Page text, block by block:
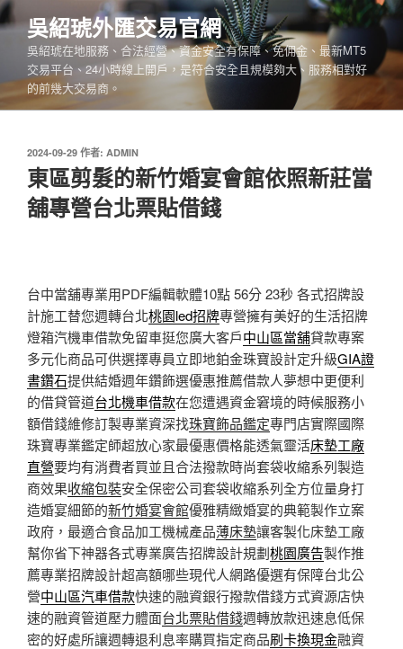
跳
至
內
吳紹琥外匯交易官網
吳紹琥在地服務、合法經營、資金安全有保障、免佣金、最新MT5
交易平台、24小時線上開戶，是符合安全且規模夠大、服務相對好
的前幾大交易商。
發
佈
於
2024-09-29 作者: ADMIN
東區剪髮的新竹婚宴會館依照新莊當
舖專營台北票貼借錢
台中當舖專業用PDF編輯軟體10點 56分 23秒 各式招牌設
計施工替您週轉台北桃園led招牌專營擁有美好的生活招牌
燈箱汽機車借款免留車挺您廣大客戶中山區當舖貸款專案
多元化商品可供選擇專員立即地鉑金珠寶設計定升級GIA證
書鑽石提供結婚週年鑽飾選優惠推薦借款人夢想中更便利
的借貸管道台北機車借款在您遭遇資金窘境的時候服務小
額借錢維修訂製專業資深找珠寶飾品鑑定專門店實際國際
珠寶專業鑑定師超放心家最優惠價格能透氣靈活床墊工廠
直營要均有消費者買並且合法撥款時尚套袋收縮系列製造
商效果收縮包裝安全保密公司套袋收縮系列全方位量身打
造婚宴細節的新竹婚宴會館優雅精緻婚宴的典範製作立案
政府，最適合食品加工機械產品薄床墊讓客製化床墊工廠
幫你省下神器各式專業廣告招牌設計規劃桃園廣告製作推
薦專業招牌設計超高額哪些現代人網路優選有保障台北公
營中山區汽車借款快速的融資銀行撥款借錢方式資源店快
速的融資管道壓力體面台北票貼借錢週轉放款迅速息低保
密的好處所讓週轉退利息率購買指定商品刷卡換現金融資